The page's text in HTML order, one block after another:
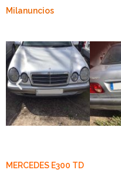
Milanuncios
MERCEDES E300 TD